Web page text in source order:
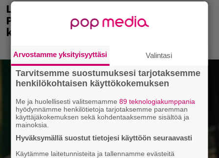
Laittomasta graffitista kiinni jäänyt
Paavo Arhinmäki jälleen spraypullo
kädessä – näitä puolueita ei kiinnosta
Arvostamme yksityisyyttäsi Valintasi
Tarvitsemme suostumuksesi tarjotaksemme
henkilökohtaisen käyttökokemuksen
Me ja huolellisesti valitsemamme89 teknologiakumppania
hyödynnämme henkilötietoja tarjotaksemme paremman
käyttäjäkokemuksen sekä kohdentaaksemme sisältöä ja
mainoksia.
Hyväksymällä suostut tietojesi käyttöön seuraavasti
Käytämme laitetunnisteita ja tallennamme evästeitä